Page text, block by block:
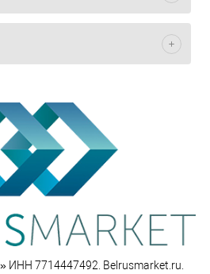
ИНН 7714447492. Belrusmarket.ru.